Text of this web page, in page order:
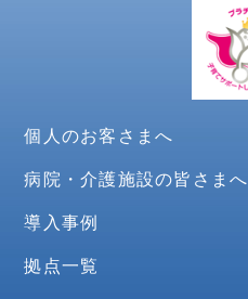
個人のお客さまへ
病院・介護施設の皆さまへ
導入事例
拠点一覧